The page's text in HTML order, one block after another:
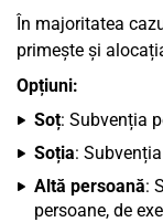
În majoritatea
primește și
Opțiuni:
Soț: Subvenția
Soția:
Altă persoană:
persoane, de